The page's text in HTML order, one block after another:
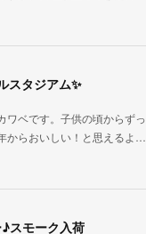
タジアム✨
ワベです。子供の頃からずっ
からおいしい！と思えるよ…
スモーク入荷